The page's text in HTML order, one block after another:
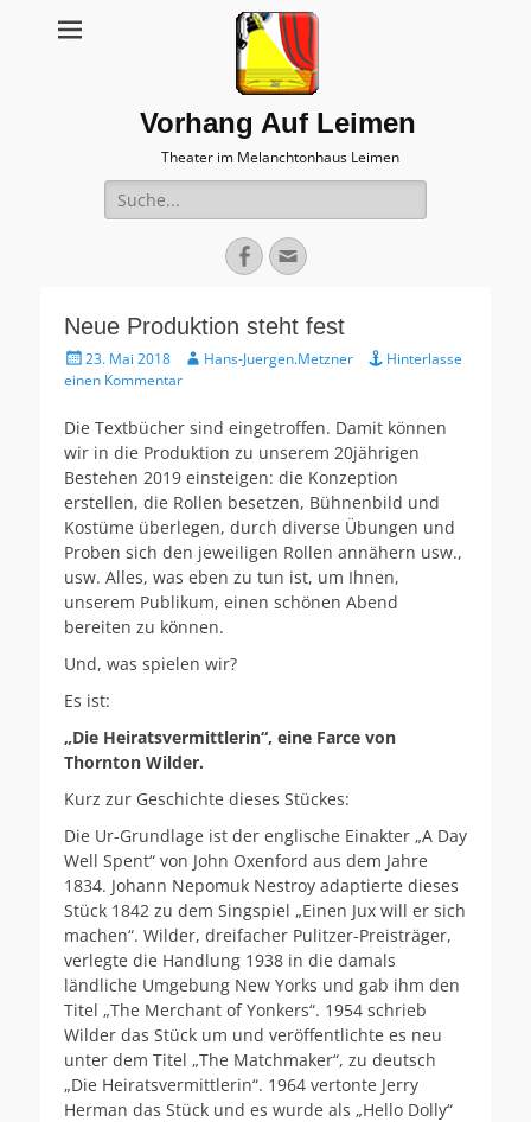
Vorhang Auf Leimen
Theater im Melanchtonhaus Leimen
Suche
nach:
Facebook
E-
Mail
Neue Produktion steht fest
Veröffentlicht
am
23. Mai 2018 AutorHans-Juergen.Metzner
Hinterlasse
einen Kommentar
Die Textbücher sind eingetroffen. Damit können
wir in die Produktion zu unserem 20jährigen
Bestehen 2019 einsteigen: die Konzeption
erstellen, die Rollen besetzen, Bühnenbild und
Kostüme überlegen, durch diverse Übungen und
Proben sich den jeweiligen Rollen annähern usw.,
usw. Alles, was eben zu tun ist, um Ihnen,
unserem Publikum, einen schönen Abend
bereiten zu können.
Und, was spielen wir?
Es ist:
„Die Heiratsvermittlerin“, eine Farce von
Thornton Wilder.
Kurz zur Geschichte dieses Stückes:
Die Ur-Grundlage ist der englische Einakter „A Day
Well Spent“ von John Oxenford aus dem Jahre
1834. Johann Nepomuk Nestroy adaptierte dieses
Stück 1842 zu dem Singspiel „Einen Jux will er sich
machen“. Wilder, dreifacher Pulitzer-Preisträger,
verlegte die Handlung 1938 in die damals
ländliche Umgebung New Yorks und gab ihm den
Titel „The Merchant of Yonkers“. 1954 schrieb
Wilder das Stück um und veröffentlichte es neu
unter dem Titel „The Matchmaker“, zu deutsch
„Die Heiratsvermittlerin“. 1964 vertonte Jerry
Herman das Stück und es wurde als „Hello Dolly“